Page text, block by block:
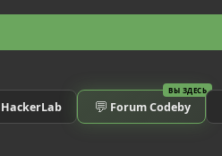
HackerLab
ВЫ ЗДЕСЬ
💬 Forum Codeby